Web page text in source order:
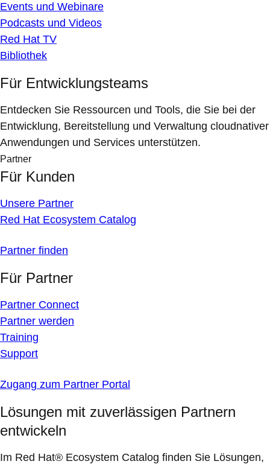
Events und Webinare
Podcasts und Videos
Red Hat TV
Bibliothek
Für Entwicklungsteams
Entdecken Sie Ressourcen und Tools, die Sie bei der
Entwicklung, Bereitstellung und Verwaltung cloudnativer
Anwendungen und Services unterstützen.
Partner
Für Kunden
Unsere Partner
Red Hat Ecosystem Catalog
Partner finden
Für Partner
Partner Connect
Partner werden
Training
Support
Zugang zum Partner Portal
Lösungen mit zuverlässigen Partnern
entwickeln
Im Red Hat® Ecosystem Catalog finden Sie Lösungen,